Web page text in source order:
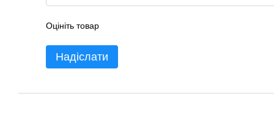
Оцініть товар
Надіслати